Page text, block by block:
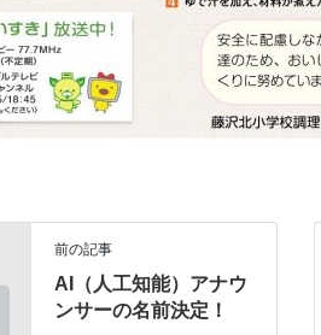
前の記事
AI（人工知能）アナウ
ンサーの名前決定！